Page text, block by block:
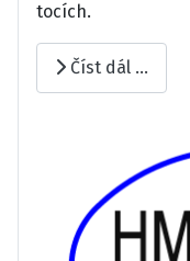
tocích.
Číst dál …